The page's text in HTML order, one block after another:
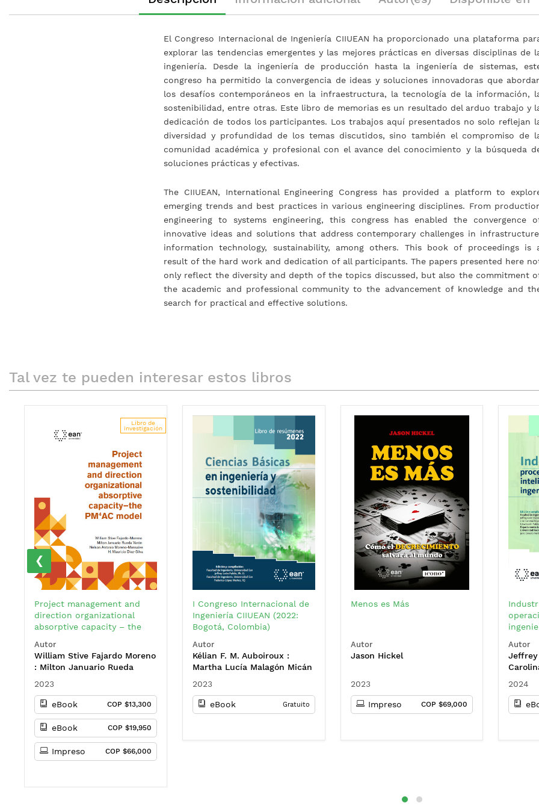
El Congreso Internacional de Ingeniería CIIUEAN ha proporcionado una plataforma
explorar las tendencias emergentes y las mejores prácticas en diversas disciplinas de
ingeniería. Desde la ingeniería de producción hasta la ingeniería de sistemas,
congreso ha permitido la convergencia de ideas y soluciones innovadoras que
los desafíos contemporáneos en la infraestructura, la tecnología de la información,
sostenibilidad, entre otras. Este libro de memorias es un resultado del arduo trabajo y
dedicación de todos los participantes. Los trabajos aquí presentados no solo reflejan
diversidad y profundidad de los temas discutidos, sino también el compromiso de
comunidad académica y profesional con el avance del conocimiento y la búsqueda
soluciones prácticas y efectivas.
The CIIUEAN, International Engineering Congress has provided a platform to
emerging trends and best practices in various engineering disciplines. From
engineering to systems engineering, this congress has enabled the convergence
innovative ideas and solutions that address contemporary challenges in
information technology, sustainability, among others. This book of proceedings is
result of the hard work and dedication of all participants. The papers presented here
only reflect the diversity and depth of the topics discussed, but also the commitment
the academic and professional community to the advancement of knowledge and
search for practical and effective solutions.
Tal vez te pueden interesar estos libros
Libro de
investigación
Project management and
direction organizational
absorptive capacity – the
Autor
William Stive Fajardo Moreno
: Milton Januario Rueda
Moreno Monsalve : Henry
Mauricio Diez-Silva
2023
eBook COP $13,300
eBook COP $19,950
Impreso COP $66,000
I Congreso Internacional de
Ingeniería CIIUEAN (2022:
Bogotá, Colombia)
Autor
Kélian F. M. Auboiroux :
Martha Lucía Malagón Micán
Pachón : Robert Arturo
Jaime Nieto : Sandra Patricia
Cristancho : Julien G.
2023
eBook Gratuito
Menos es Más
Autor
Jason Hickel
2023
Impreso COP $69,000
Autor
2024
‹